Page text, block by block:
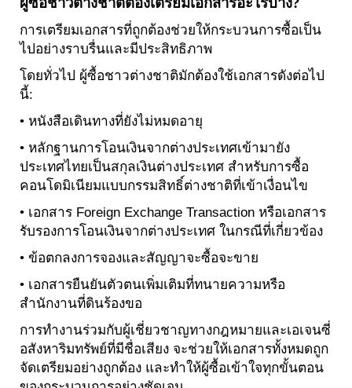
การเตรียมเอกสารที่ถูกต้องช่วยให้กระบวนการซื้อเป็น
ไปอย่างราบรื่นและมีประสิทธิภาพ
โดยทั่วไป ผู้ซื้อชาวต่างชาติมักต้องใช้เอกสารดังต่อไป
นี้:
• หนังสือเดินทางที่ยังไม่หมดอายุ
• หลักฐานการโอนเงินจากต่างประเทศเข้ามายัง
ประเทศไทยเป็นสกุลเงินต่างประเทศ สำหรับการซื้อ
คอนโดมิเนียมแบบกรรมสิทธิ์ต่างชาติที่เข้าเงื่อนไข
• เอกสาร Foreign Exchange Transaction หรือเอกสาร
รับรองการโอนเงินจากต่างประเทศ ในกรณีที่เกี่ยวข้อง
• ข้อตกลงการจองและสัญญาจะซื้อจะขาย
• เอกสารยืนยันตัวตนเพิ่มเติมที่ทนายความหรือ
สำนักงานที่ดินร้องขอ
การทำงานร่วมกับผู้เชี่ยวชาญทางกฎหมายและเอเจนซี่
อสังหาริมทรัพย์ที่มีชื่อเสียง จะช่วยให้เอกสารทั้งหมดถูก
จัดเตรียมอย่างถูกต้อง และทำให้ผู้ซื้อเข้าใจทุกขั้นตอน